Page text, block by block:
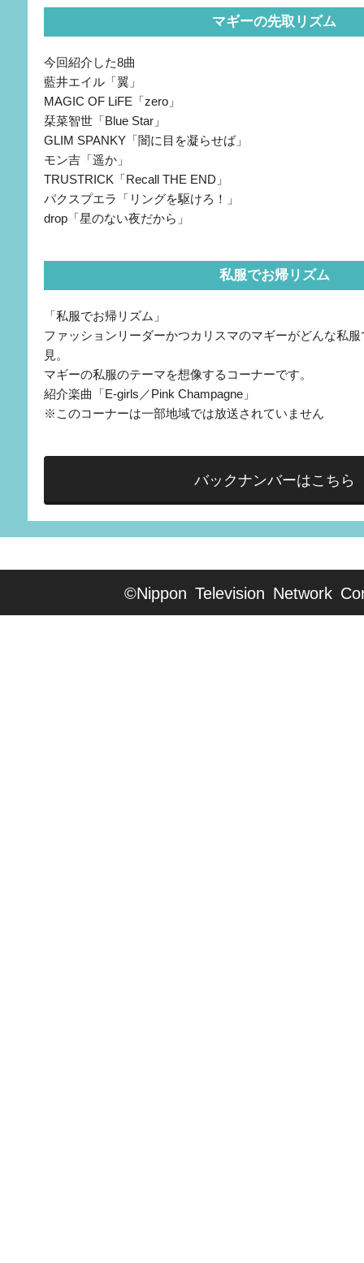
マギーの先取リズム
今回紹介した8曲
藍井エイル「翼」
MAGIC OF LiFE「zero」
栞菜智世「Blue Star」
GLIM SPANKY「闇に目を凝らせば」
モン吉「遥か」
TRUSTRICK「Recall THE END」
パクスプエラ「リングを駆けろ！」
drop「星のない夜だから」
私服でお帰リズム
「私服でお帰リズム」
ファッションリーダーかつカリスマのマギーがどんな私
見。
マギーの私服のテーマを想像するコーナーです。
紹介楽曲「E-girls／Pink Champagne」
※このコーナーは一部地域では放送されていません
バックナンバーはこちら
©Nippon Television Network